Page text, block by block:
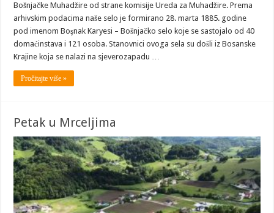
Bošnjačke Muhadžire od strane komisije Ureda za Muhadžire. Prema
arhivskim podacima naše selo je formirano 28. marta 1885. godine
pod imenom Boşnak Karyesi – Bošnjačko selo koje se sastojalo od 40
domaćinstava i 121 osoba. Stanovnici ovoga sela su došli iz Bosanske
Krajine koja se nalazi na sjeverozapadu …
Pročitajte više »
Petak u Mrceljima